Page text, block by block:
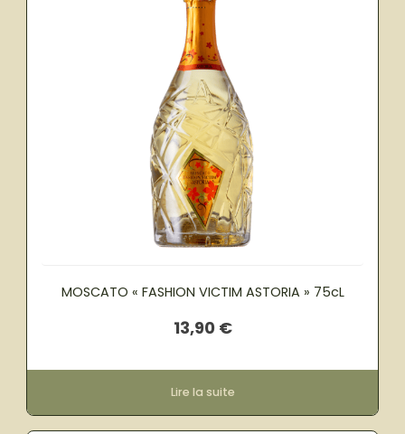
MOSCATO « FASHION VICTIM ASTORIA » 75cL
13,90 €
Lire la suite